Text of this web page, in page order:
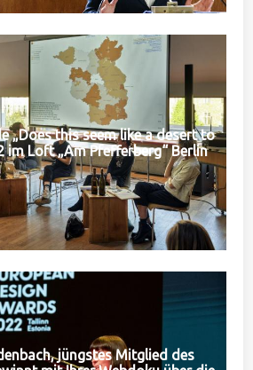
„Does this seem like a desert to
im Loft „Am Pfefferberg“ Berlin
jüngstes Mitglied des